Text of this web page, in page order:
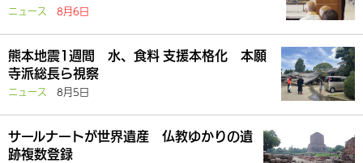
ニュース 8月6日
熊本地震1週間 水、食料 支援本格化 本願
寺派総長ら視察
ニュース 8月5日
サールナートが世界遺産 仏教ゆかりの遺
跡複数登録